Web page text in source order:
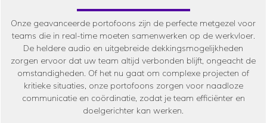
Onze geavanceerde portofoons zijn de perfecte metgezel voor
teams die in real-time moeten samenwerken op de werkvloer.
De heldere audio en uitgebreide dekkingsmogelijkheden
zorgen ervoor dat uw team altijd verbonden blijft, ongeacht de
omstandigheden. Of het nu gaat om complexe projecten of
kritieke situaties, onze portofoons zorgen voor naadloze
communicatie en coördinatie, zodat je team efficiënter en
doelgerichter kan werken.